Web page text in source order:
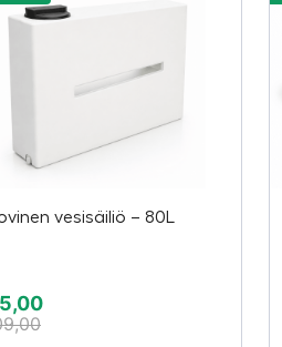
vesisäiliö – 80L